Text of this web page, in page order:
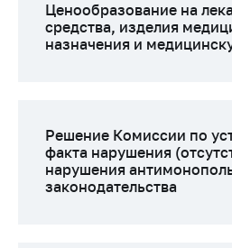
Ценообразование на
средства, изделия
назначения и
Решение Комиссии по
факта нарушения
нарушения
законодательства